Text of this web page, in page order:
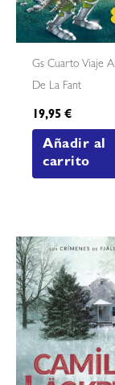
Gs Cuarto Viaje
De La Fant
19,95€
Añadir al
carrito